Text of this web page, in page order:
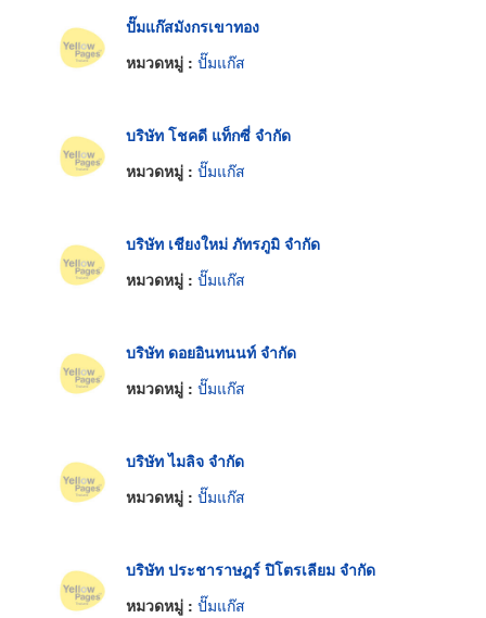
ปั๊มแก๊สมังกรเขาทอง
หมวดหมู่ : ปั๊มแก๊ส
บริษัท โชคดี แท็กซี่ จำกัด
หมวดหมู่ : ปั๊มแก๊ส
บริษัท เชียงใหม่ ภัทรภูมิ จำกัด
หมวดหมู่ : ปั๊มแก๊ส
บริษัท ดอยอินทนนท์ จำกัด
หมวดหมู่ : ปั๊มแก๊ส
บริษัท ไมลิจ จำกัด
หมวดหมู่ : ปั๊มแก๊ส
บริษัท ประชาราษฎร์ ปิโตรเลียม จำกัด
หมวดหมู่ : ปั๊มแก๊ส